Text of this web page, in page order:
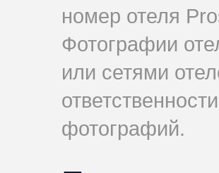
номер отеля
Фотографии
или сетями
фотографий.